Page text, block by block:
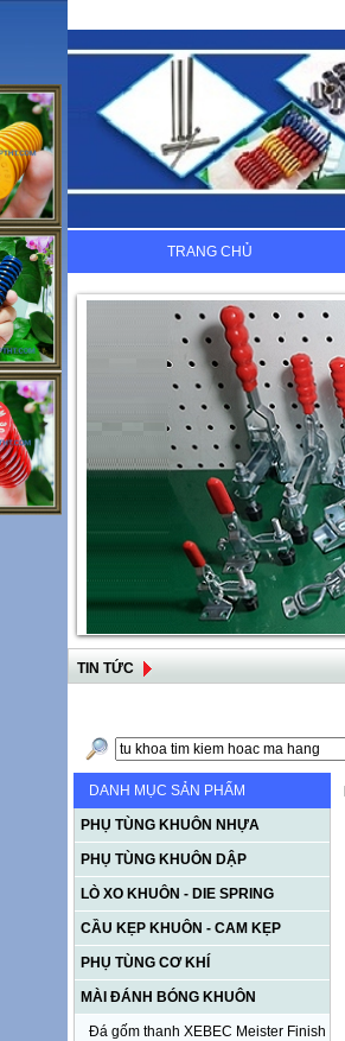
TRANG CHỦ
TIN TỨC
DANH MỤC SẢN PHẨM
PHỤ TÙNG KHUÔN NHỰA
PHỤ TÙNG KHUÔN DẬP
LÒ XO KHUÔN - DIE SPRING
CẦU KẸP KHUÔN - CAM KẸP
PHỤ TÙNG CƠ KHÍ
MÀI ĐÁNH BÓNG KHUÔN
Đá gốm thanh XEBEC Meister Finish